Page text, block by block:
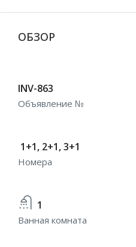
ОБЗОР
INV-863
Объявление №
1+1, 2+1, 3+1
Номера
1
Ванная комната